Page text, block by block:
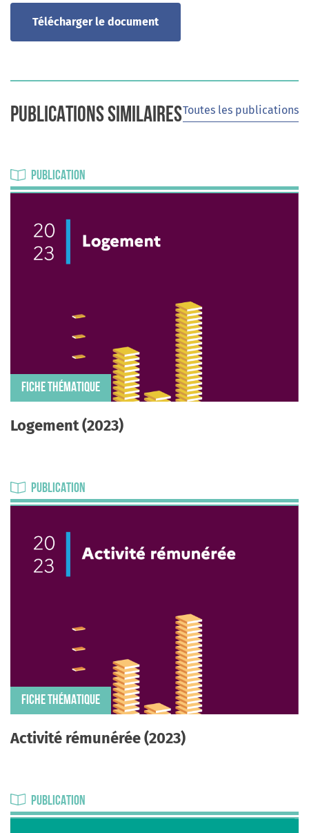
Télécharger le document
Toutes les publications
PUBLICATIONS SIMILAIRES
PUBLICATION
FICHE THÉMATIQUE
Logement (2023)
PUBLICATION
FICHE THÉMATIQUE
Activité rémunérée (2023)
PUBLICATION